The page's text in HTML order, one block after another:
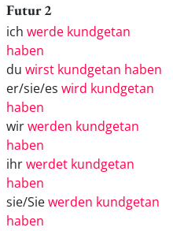
Futur 2
ich werde kundgetan
haben
du wirst kundgetan haben
er/sie/es wird kundgetan
haben
wirwerden kundgetan
haben
ihrwerdet kundgetan
haben
sie/Siewerden kundgetan
haben